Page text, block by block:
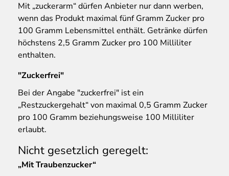
Mit „zuckerarm“ dürfen Anbieter nur dann werben,
wenn das Produkt maximal fünf Gramm Zucker pro
100 Gramm Lebensmittel enthält. Getränke dürfen
höchstens 2,5 Gramm Zucker pro 100 Milliliter
enthalten.
"Zuckerfrei"
Bei der Angabe "zuckerfrei" ist ein
„Restzuckergehalt“ von maximal 0,5 Gramm Zucker
pro 100 Gramm beziehungsweise 100 Milliliter
erlaubt.
Nicht gesetzlich geregelt:
„Mit Traubenzucker“